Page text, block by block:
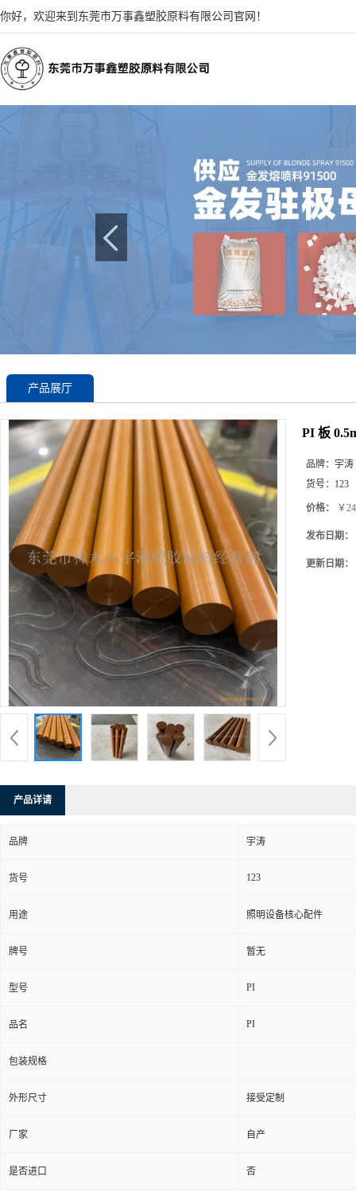
你好，欢迎来到东莞市万事鑫塑胶原料有限公司官网！
产品展厅
PI 板
品牌： 宇涛
货号： 123
价格： ￥
发布日期：
更新日期：
产品详请
品牌 宇涛
货号 123
用途 照明设备核心配件
牌号 暂无
型号 PI
品名 PI
包装规格
外形尺寸 接受定制
厂家 自产
是否进口 否